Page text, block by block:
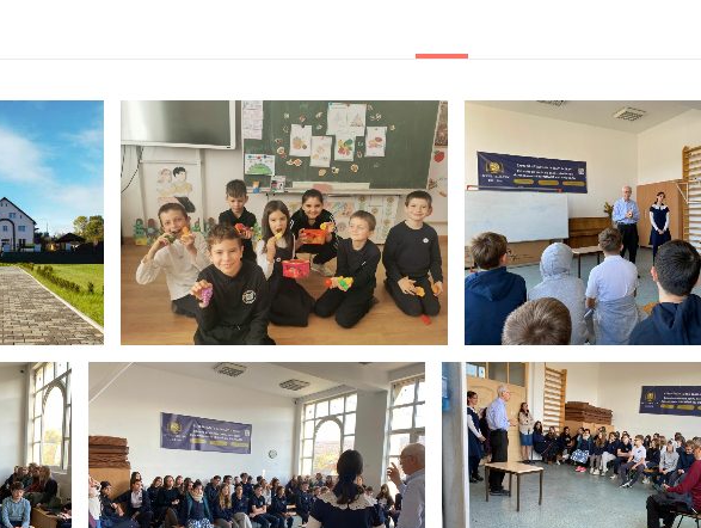
Clădirea principala
Celebrăm Ziua Mondială a
alături de Dr. John Kelly,
președinte al American
Lifestyle Medicine
Celebrăm Ziua Mondială a Sănătății
alături de Dr. John Kelly, fondator și
președinte al American College of
Celebrăm Ziua Mondială a
alături de Dr. John Kelly,
președinte al American